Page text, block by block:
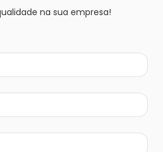
na sua empresa!